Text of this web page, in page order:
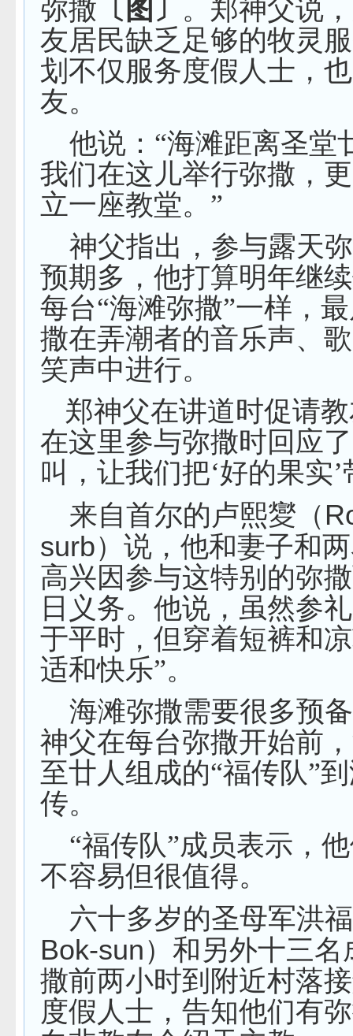
弥撒 〔图〕 。郑神父说
友居民缺乏足够的牧灵
划不仅服务度假人士，
友。
他说：“海滩距离圣堂
我们在这儿举行弥撒，
立一座教堂。”
神父指出，参与露天
预期多，他打算明年继
每台“海滩弥撒”一样，
撒在弄潮者的音乐声、
笑声中进行。
郑神父在讲道时促请
在这里参与弥撒时回应
叫，让我们把‘好的果实
来自首尔的卢熙夑（
surb）说，他和妻子和
高兴因参与这特别的弥
日义务。他说，虽然参
于平时，但穿着短裤和
适和快乐”。
海滩弥撒需要很多预
神父在每台弥撒开始前
至廿人组成的“福传队”
传。
“福传队”成员表示，
不容易但很值得。
六十多岁的圣母军洪
Bok-sun）和另外十三
撒前两小时到附近村落
度假人士，告知他们有